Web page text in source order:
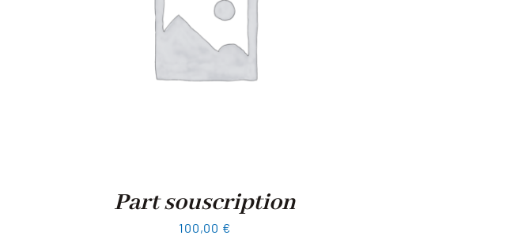
Part souscription
100,00 €